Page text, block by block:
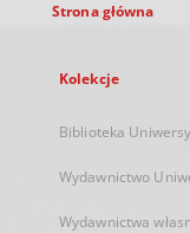
Strona główna
Kolekcje
Biblioteka
Wydawnictwo
Wydawnictwa